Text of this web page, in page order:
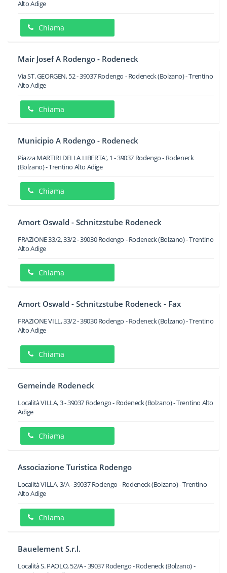
Alto Adige
Chiama
Mair Josef A Rodengo - Rodeneck
Via ST. GEORGEN, 52-39037 Rodengo - Rodeneck(Bolzano) -Trentino
Alto Adige
Chiama
Municipio A Rodengo - Rodeneck
Piazza MARTIRI DELLA LIBERTA', 1 -39037 Rodengo - Rodeneck
(Bolzano) -Trentino Alto Adige
Chiama
Amort Oswald - Schnitzstube Rodeneck
FRAZIONE 33/2, 33/2-39030 Rodengo - Rodeneck(Bolzano) -Trentino
Alto Adige
Chiama
Amort Oswald - Schnitzstube Rodeneck - Fax
FRAZIONE VILL, 33/2-39030 Rodengo - Rodeneck(Bolzano) -Trentino
Alto Adige
Chiama
Gemeinde Rodeneck
Località VILLA, 3-39037 Rodengo - Rodeneck(Bolzano) -Trentino Alto
Adige
Chiama
Associazione Turistica Rodengo
Località VILLA, 3/A-39037 Rodengo - Rodeneck(Bolzano) -Trentino
Alto Adige
Chiama
Bauelement S.r.l.
Località S. PAOLO, 52/A-39037Rodengo - Rodeneck(Bolzano) -